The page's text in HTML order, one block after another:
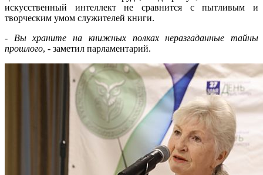
искусственный интеллект не сравнится с пытливым и
творческим умом служителей книги.
- Вы храните на книжных полках неразгаданные тайны
прошлого, - заметил парламентарий.